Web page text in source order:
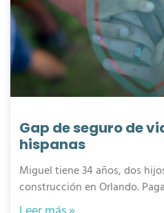
Gap de seguro de
hispanas
Miguel tiene 34 años, dos
construcción en Orlando. Paga